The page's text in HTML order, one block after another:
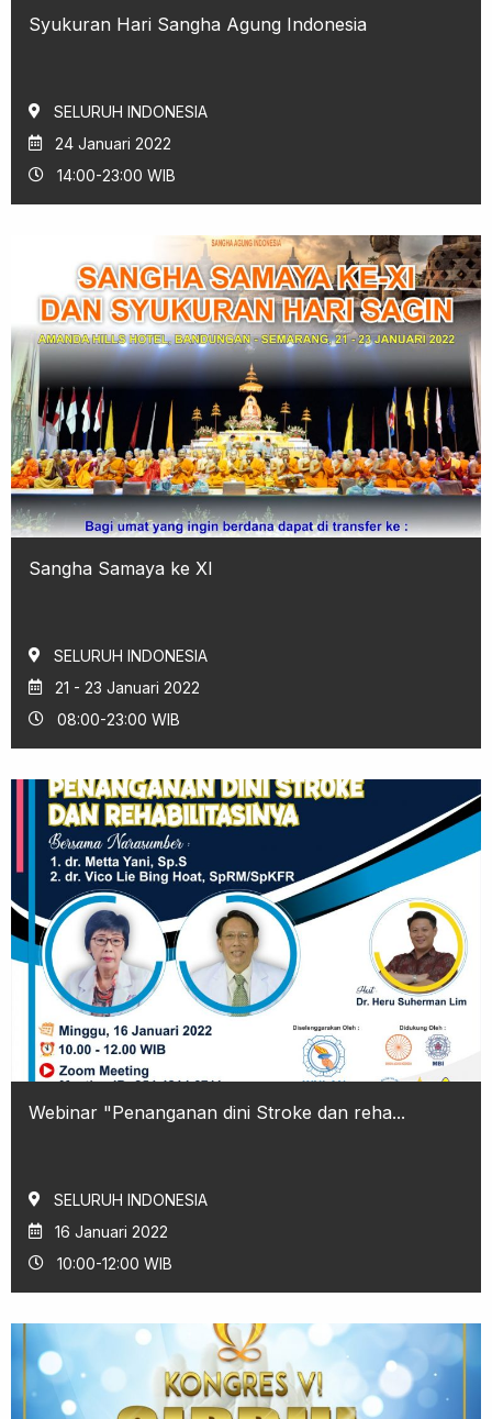
Syukuran Hari Sangha Agung Indonesia
SELURUH INDONESIA
24 Januari 2022
14:00-23:00 WIB
Sangha Samaya ke XI
SELURUH INDONESIA
21 - 23 Januari 2022
08:00-23:00 WIB
Webinar "Penanganan dini Stroke dan reha...
SELURUH INDONESIA
16 Januari 2022
10:00-12:00 WIB